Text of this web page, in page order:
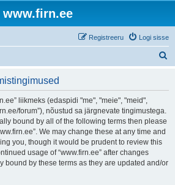
www.firn.ee
Logi sisse
Registreeru
liikmeks (edaspidi "me", "meie", "meid",
forum”), nõustud sa järgnevate tingimustega.
bound by all of the following terms then please
We may change these at any time and
you, though it would be prudent to review this
usage of “www.firn.ee” after changes
bound by these terms as they are updated and/or